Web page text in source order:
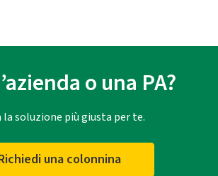
o una PA?
la soluzione più giusta per te.
una colonnina